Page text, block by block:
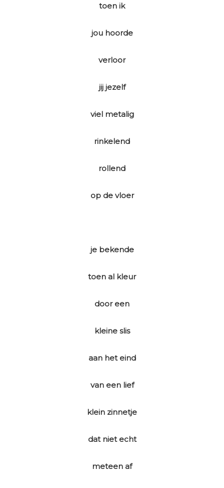
toen ik
jou hoorde
verloor
jij jezelf
viel metalig
rinkelend
rollend
op de vloer
je bekende
toen al kleur
door een
kleine slis
aan het eind
van een lief
klein zinnetje
dat niet echt
meteen af